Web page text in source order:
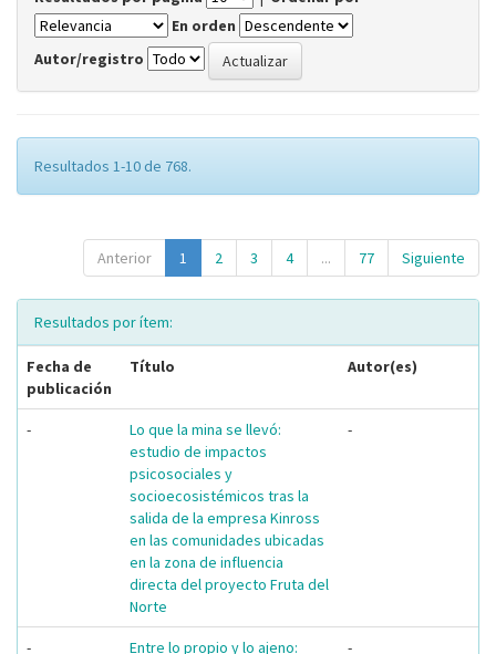
En orden
Autor/registro
Resultados 1-10 de 768.
Anterior 1 2 3 4 ... 77 Siguiente
Resultados por ítem:
Fecha de
publicación
Título Autor(es)
-
Lo que la mina se llevó:
estudio de impactos
psicosociales y
socioecosistémicos tras la
salida de la empresa Kinross
en las comunidades ubicadas
en la zona de influencia
directa del proyecto Fruta del
Norte
-
- Entre lo propio y lo ajeno: -